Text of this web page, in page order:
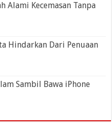
Alami Kecemasan Tanpa
Hindarkan Dari Penuaan
Sambil Bawa iPhone